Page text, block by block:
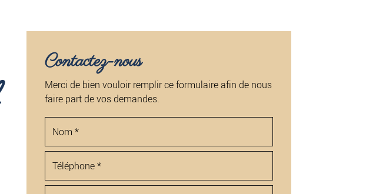
Contactez-nous
Merci de bien vouloir remplir ce formulaire afin de nous
faire part de vos demandes.